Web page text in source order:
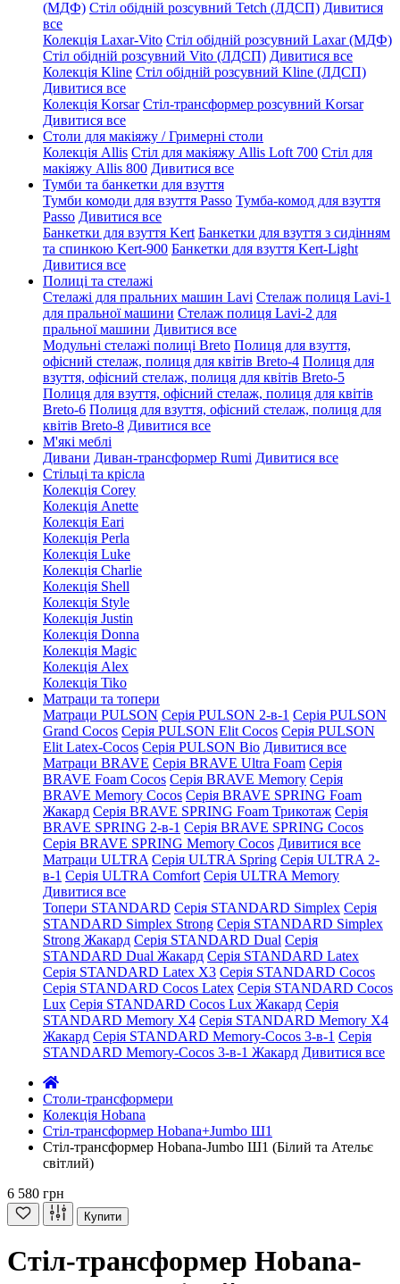
(МДФ) Стіл обідній розсувний Tetch (ЛДСП) Дивитися
все
Колекція Laxar-Vito Стіл обідній розсувний Laxar (МДФ)
Стіл обідній розсувний Vito (ЛДСП) Дивитися все
Колекція Kline Стіл обідній розсувний Kline (ЛДСП)
Дивитися все
Колекція Korsar Стіл-трансформер розсувний Korsar
Дивитися все
Столи для макіяжу / Гримерні столи
Колекція Allis Стіл для макіяжу Allis Loft 700 Стіл для
макіяжу Allis 800 Дивитися все
Тумби та банкетки для взуття
Тумби комоди для взуття Passo Тумба-комод для взуття
Passo Дивитися все
Банкетки для взуття Kert Банкетки для взуття з сидінням
та спинкою Kert-900 Банкетки для взуття Kert-Light
Дивитися все
Полиці та стелажі
Стелажі для пральних машин Lavi Стелаж полиця Lavi-1
для пральної машини Стелаж полиця Lavi-2 для
пральної машини Дивитися все
Модульні стелажі полиці Breto Полиця для взуття,
офісний стелаж, полиця для квітів Breto-4 Полиця для
взуття, офісний стелаж, полиця для квітів Breto-5
Полиця для взуття, офісний стелаж, полиця для квітів
Breto-6 Полиця для взуття, офісний стелаж, полиця для
квітів Breto-8 Дивитися все
М'які меблі
Дивани Диван-трансформер Rumi Дивитися все
Стільці та крісла
Колекція Corey
Колекція Anette
Колекція Eari
Колекція Perla
Колекція Luke
Колекція Charlie
Колекція Shell
Колекція Style
Колекція Justin
Колекція Donna
Колекція Magic
Колекція Alex
Колекція Tiko
Матраци та топери
Матраци PULSON Серія PULSON 2-в-1 Серія PULSON
Grand Cocos Серія PULSON Elit Cocos Серія PULSON
Elit Latex-Cocos Серія PULSON Bio Дивитися все
Матраци BRAVE Серія BRAVE Ultra Foam Серія
BRAVE Foam Cocos Серія BRAVE Memory Серія
BRAVE Memory Cocos Серія BRAVE SPRING Foam
Жакард Серія BRAVE SPRING Foam Трикотаж Серія
BRAVE SPRING 2-в-1 Серія BRAVE SPRING Cocos
Серія BRAVE SPRING Memory Cocos Дивитися все
Матраци ULTRA Серія ULTRA Spring Серія ULTRA 2-
в-1 Серія ULTRA Comfort Серія ULTRA Memory
Дивитися все
Топери STANDARD Серія STANDARD Simplex Серія
STANDARD Simplex Strong Серія STANDARD Simplex
Strong Жакард Серія STANDARD Dual Серія
STANDARD Dual Жакард Серія STANDARD Latex
Серія STANDARD Latex X3 Серія STANDARD Cocos
Серія STANDARD Cocos Latex Серія STANDARD Cocos
Lux Серія STANDARD Cocos Lux Жакард Серія
STANDARD Memory X4 Серія STANDARD Memory X4
Жакард Серія STANDARD Memory-Cocos 3-в-1 Серія
STANDARD Memory-Cocos 3-в-1 Жакард Дивитися все
Столи-трансформери
Колекція Hobana
Стіл-трансформер Hobana+Jumbo Ш1
Стіл-трансформер Hobana-Jumbo Ш1 (Білий та Ательє
світлий)
6 580 грн
Купити
Стіл-трансформер Hobana-